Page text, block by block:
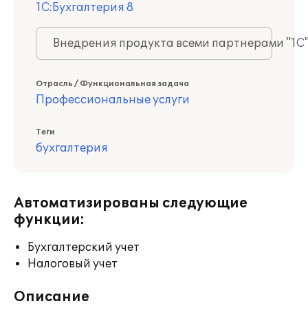
1С:Бухгалтерия 8
Внедрения продукта всеми партнерами
Отрасль / Функциональная задача
Профессиональные услуги
Теги
бухгалтерия
Автоматизированы следующие
функции:
Бухгалтерский учет
Налоговый учет
Описание